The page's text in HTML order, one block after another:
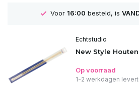
Voor 16:00 besteld, is
Echtstudio
New Style
Op voorraad
1-2 werkdagen